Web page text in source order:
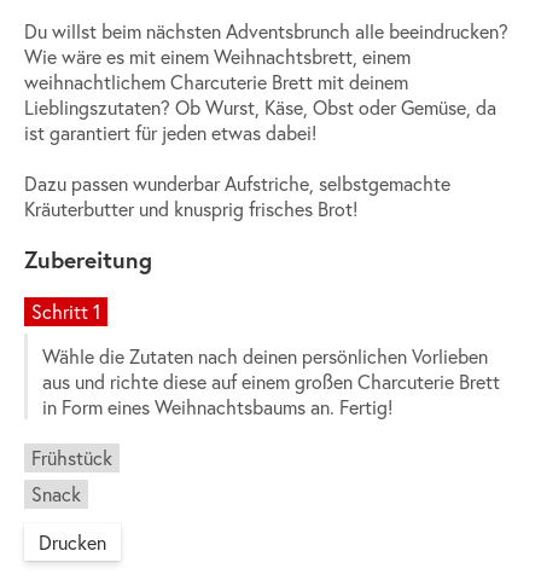
Du willst beim nächsten Adventsbrunch alle beeindrucken?
Wie wäre es mit einem Weihnachtsbrett, einem
weihnachtlichemCharcuterie Brett mit deinem
Lieblingszutaten? Ob Wurst, Käse, Obst oder Gemüse, da
ist garantiert für jeden etwas dabei!
Dazu passen wunderbar Aufstriche, selbstgemachte
Kräuterbutter und knusprig frisches Brot!
Zubereitung
Schritt 1
Wähle die Zutaten nach deinen persönlichen Vorlieben
aus und richte diese auf einem großen Charcuterie Brett
in Form eines Weihnachtsbaums an. Fertig!
Frühstück
Snack
Drucken